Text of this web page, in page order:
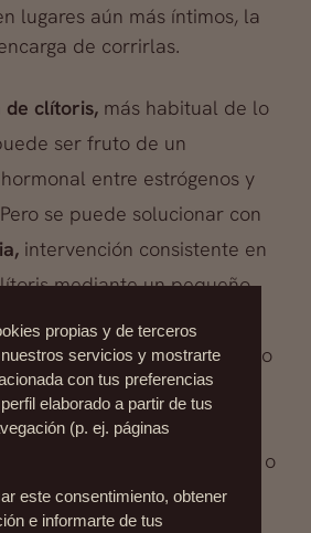
lugares aún más íntimos, la
de corrirlas.
clítoris,más habitual de lo
ser fruto de un
entre estrógenos y
se puede solucionar con
intervención consistente en
mediante un pequeño
de la corona después del
a plegarlo como un objeto
ser más grandes de lo
razones distintas (congénitas o
menores y los mayores. O
propias y de terceros
servicios y mostrarte
con tus preferencias
elaborado a partir de tus
(p. ej. páginas
este consentimiento, obtener
e informarte de tus